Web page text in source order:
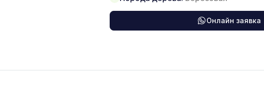
Онлайн заявка